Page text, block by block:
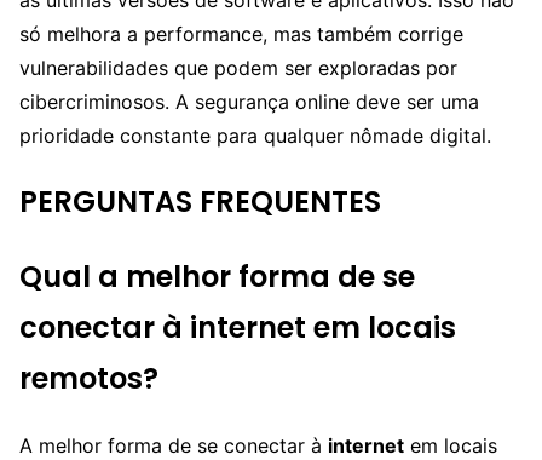
só melhora a performance, mas também corrige
vulnerabilidades que podem ser exploradas por
cibercriminosos. A segurança online deve ser uma
prioridade constante para qualquer nômade digital.
PERGUNTAS FREQUENTES
Qual a melhor forma de se
conectar à internet em locais
remotos?
A melhor forma de se conectar à internet em locais